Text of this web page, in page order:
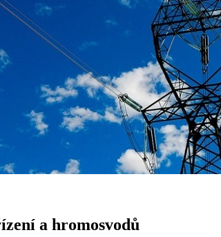
a hromosvodů